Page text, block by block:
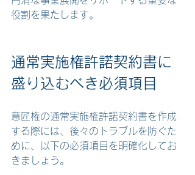
役割を果たします。
通常実施権許諾契約書に
盛り込むべき必須項目
意匠権の通常実施権許諾契約書を作成
する際には、後々のトラブルを防ぐた
めに、以下の必須項目を明確化してお
きましょう。